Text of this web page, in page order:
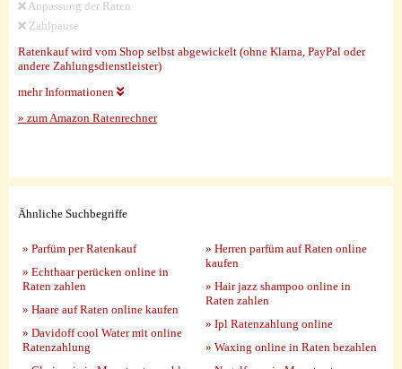
Anpassung der Raten
Zahlpause
Ratenkauf wird vom Shop selbst abgewickelt (ohne Klarna, PayPal oder
andere Zahlungsdienstleister)
mehr Informationen
» zum Amazon Ratenrechner
Ähnliche Suchbegriffe
» Parfüm per Ratenkauf
» Echthaar perücken online in
Raten zahlen
» Haare auf Raten online kaufen
» Davidoff cool Water mit online
Ratenzahlung
» Herren parfüm auf Raten online
kaufen
» Hair jazz shampoo online in
Raten zahlen
» Ipl Ratenzahlung online
» Waxing online in Raten bezahlen